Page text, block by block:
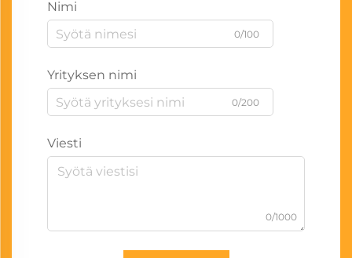
Nimi
0/100
Yrityksen nimi
0/200
Viesti
0/1000